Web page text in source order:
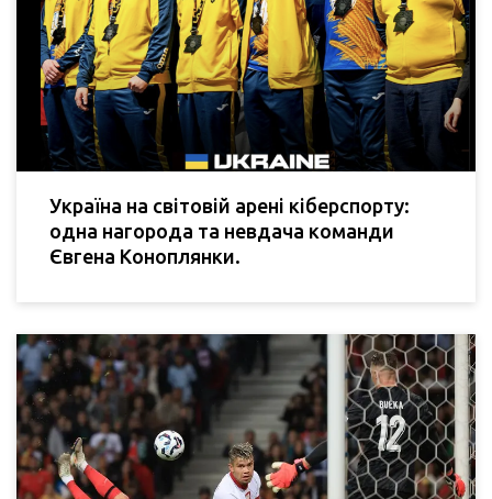
Україна на світовій арені кіберспорту:
одна нагорода та невдача команди
Євгена Коноплянки.